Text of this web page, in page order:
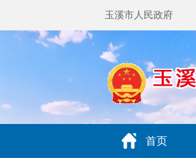
玉溪市人民政府
首页